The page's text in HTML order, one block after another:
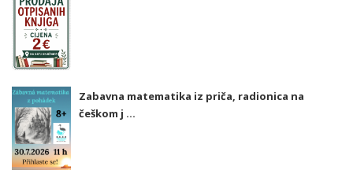
Zabavna matematika iz priča, radionica na
češkom j ...